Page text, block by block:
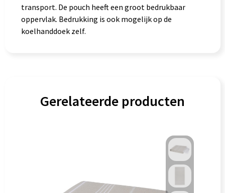
transport. De pouch heeft een groot bedrukbaar
oppervlak. Bedrukking is ook mogelijk op de
koelhanddoek zelf.
Gerelateerde producten